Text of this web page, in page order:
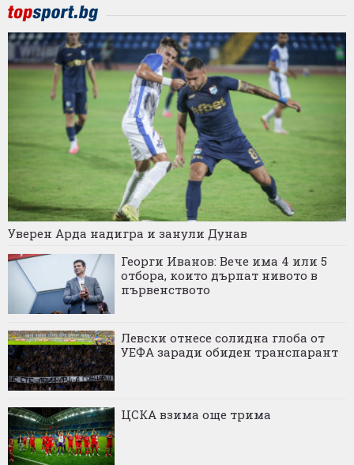
Уверен Арда надигра и занули Дунав
Георги Иванов: Вече има 4 или 5
отбора, които дърпат нивото в
първенството
Левски отнесе солидна глоба от
УЕФА заради обиден транспарант
ЦСКА взима още трима